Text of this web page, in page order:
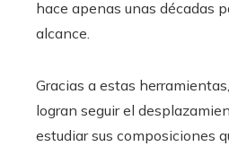
hace apenas unas décadas
alcance.
Gracias a estas
logran seguir el
estudiar sus composiciones